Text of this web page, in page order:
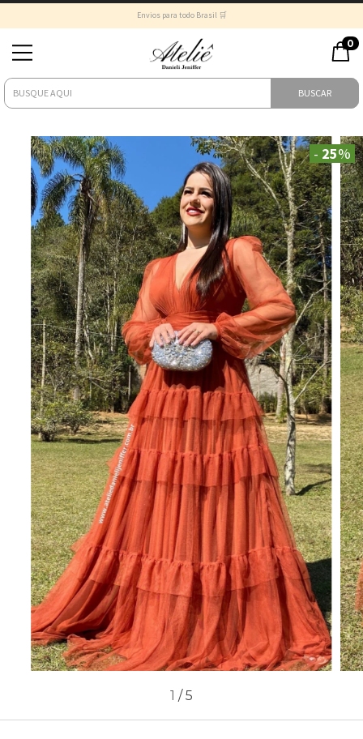
Envios para todo Brasil 🛒
BUSCAR
0
- 25%
1 /5